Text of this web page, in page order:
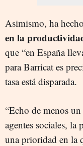
Asimismo, ha
en la
que “en España
para Barricat es
tasa está disparada.
“Echo de menos
agentes sociales,
una prioridad en la